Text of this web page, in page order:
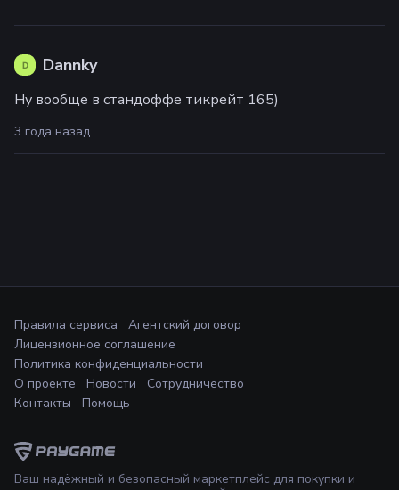
D Dannky
Ну вообще в стандоффе тикрейт 165)
3 года назад
Ваш надёжный и безопасный маркетплейс для покупки и
Правила сервиса
Агентский договор
Лицензионное соглашение
Политика конфиденциальности
О проекте
Новости
Сотрудничество
Контакты
Помощь